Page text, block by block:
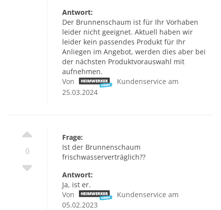
Antwort:
Der Brunnenschaum ist für Ihr Vorhaben
leider nicht geeignet. Aktuell haben wir
leider kein passendes Produkt für Ihr
Anliegen im Angebot, werden dies aber bei
der nächsten Produktvorauswahl mit
aufnehmen.
Von
Kundenservice am
25.03.2024
0
Frage:
Ist der Brunnenschaum
frischwasserverträglich??
Antwort:
Ja, ist er.
Von
Kundenservice am
05.02.2023